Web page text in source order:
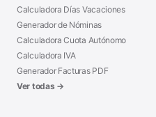
Calculadora Días Vacaciones
Generador de Nóminas
Calculadora Cuota Autónomo
Calculadora IVA
Generador Facturas PDF
Ver todas →